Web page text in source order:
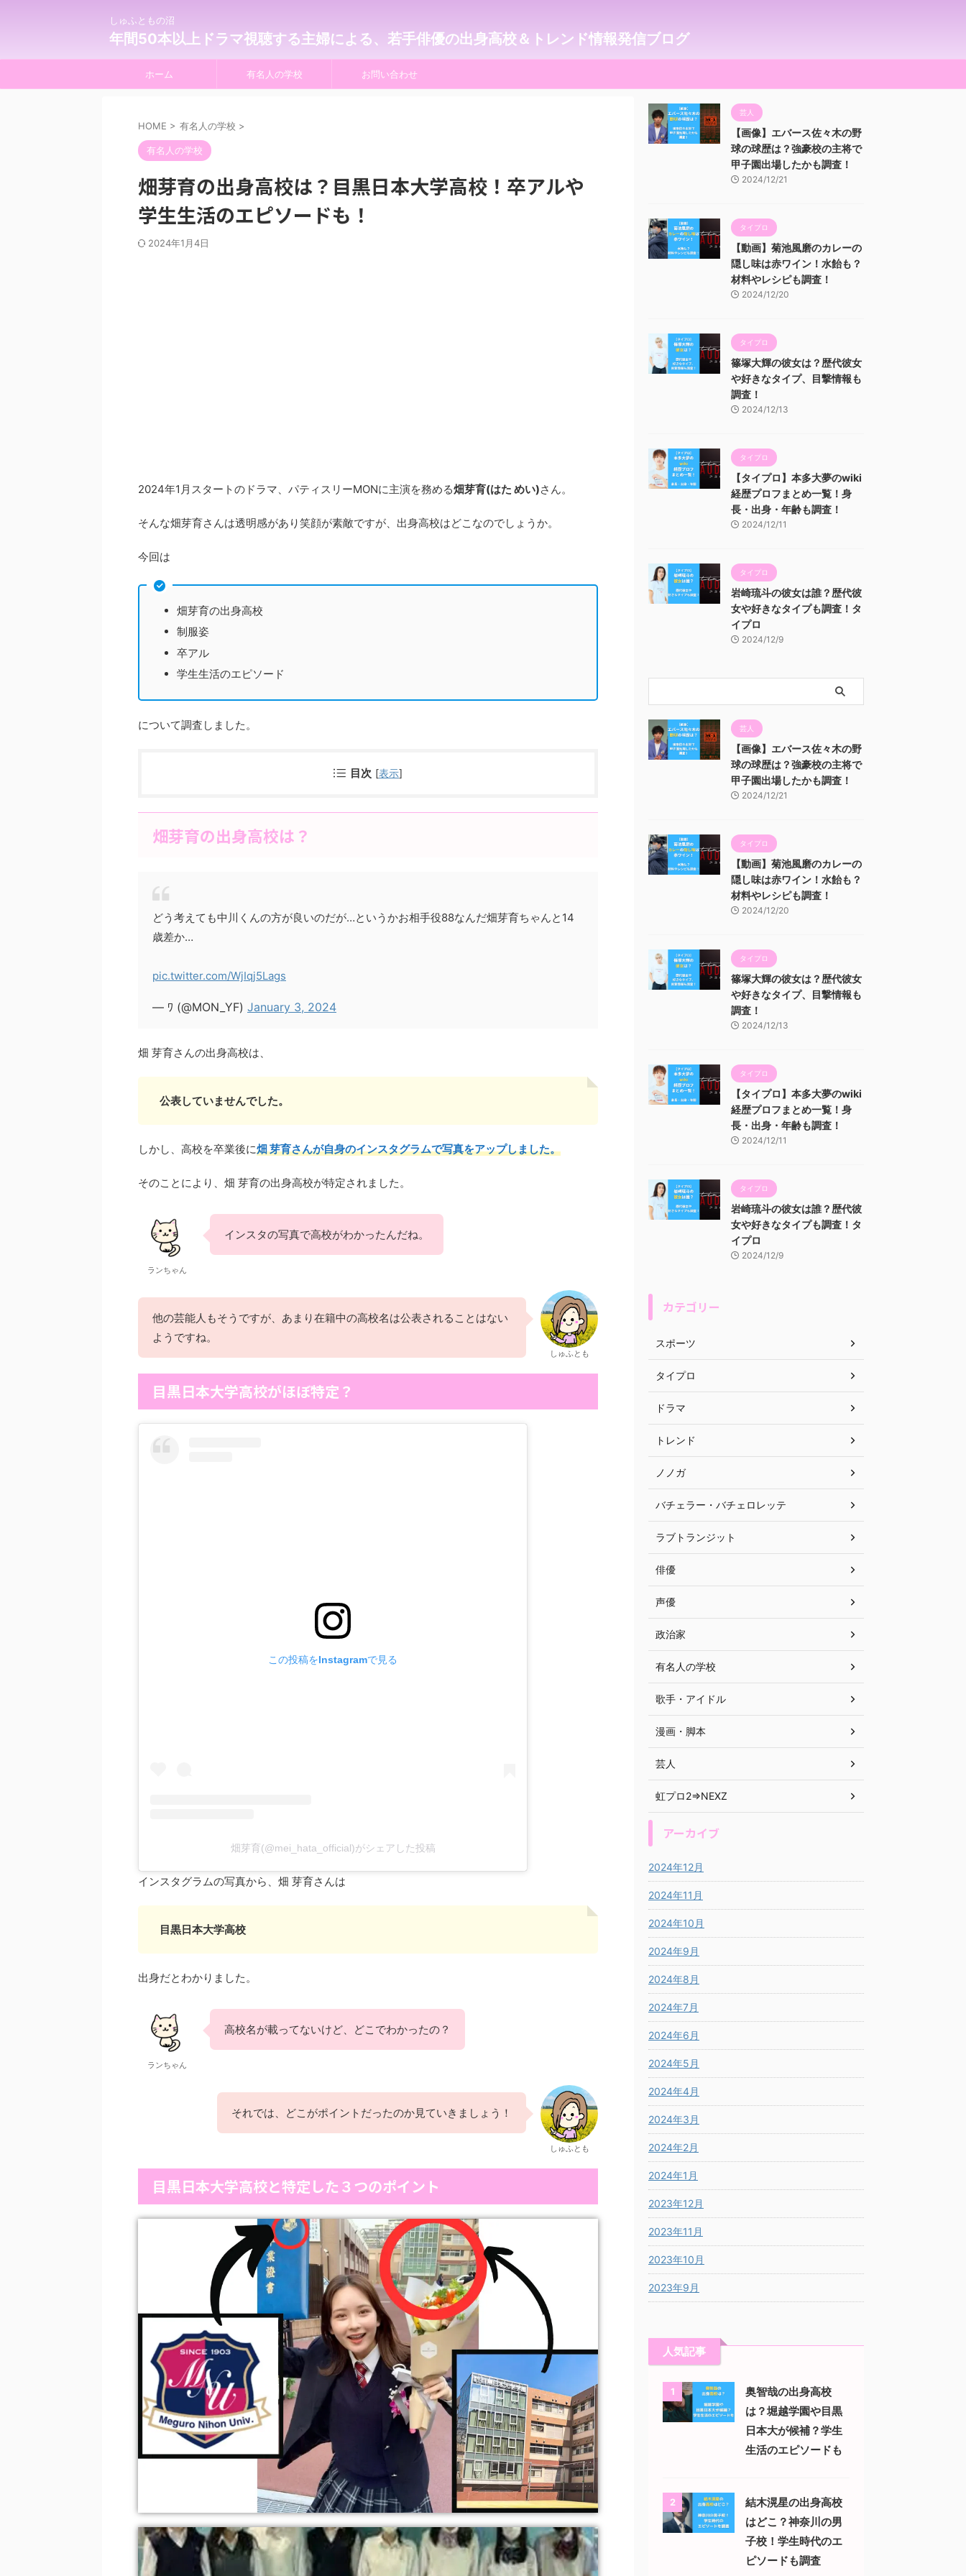
しゅふともの沼
年間50本以上ドラマ視聴する主婦による、若手俳優の出身高校＆トレンド情報発信ブログ
ホーム 有名人の学校 お問い合わせ
HOME > 有名人の学校 >
有名人の学校
畑芽育の出身高校は？目黒日本大学高校！卒アルや
学生生活のエピソードも！
2024年1月4日
2024年1月スタートのドラマ、パティスリーMONに主演を務める畑芽育(はた めい)さん。
そんな畑芽育さんは透明感があり笑顔が素敵ですが、出身高校はどこなのでしょうか。
今回は
畑芽育の出身高校
制服姿
卒アル
学生生活のエピソード
について調査しました。
目次 [表示]
畑芽育の出身高校は？
どう考えても中川くんの方が良いのだが…というかお相手役88なんだ畑芽育ちゃんと14
歳差か…
pic.twitter.com/WjIqj5Lags
— ﾜ (@MON_YF) January 3, 2024
畑 芽育さんの出身高校は、
公表していませんでした。
しかし、高校を卒業後に畑 芽育さんが自身のインスタグラムで写真をアップしました。
そのことにより、畑 芽育の出身高校が特定されました。
ランちゃん
インスタの写真で高校がわかったんだね。
他の芸能人もそうですが、あまり在籍中の高校名は公表されることはない
ようですね。
しゅふとも
目黒日本大学高校がほぼ特定？
この投稿をInstagramで見る
畑芽育(@mei_hata_official)がシェアした投稿
インスタグラムの写真から、畑 芽育さんは
目黒日本大学高校
出身だとわかりました。
ランちゃん
高校名が載ってないけど、どこでわかったの？
それでは、どこがポイントだったのか見ていきましょう！
しゅふとも
目黒日本大学高校と特定した３つのポイント
芸人
【画像】エバース佐々木の野
球の球歴は？強豪校の主将で
甲子園出場したかも調査！
2024/12/21
タイプロ
【動画】菊池風磨のカレーの
隠し味は赤ワイン！水飴も？
材料やレシピも調査！
2024/12/20
タイプロ
篠塚大輝の彼女は？歴代彼女
や好きなタイプ、目撃情報も
調査！
2024/12/13
タイプロ
【タイプロ】本多大夢のwiki
経歴プロフまとめ一覧！身
長・出身・年齢も調査！
2024/12/11
タイプロ
岩崎琉斗の彼女は誰？歴代彼
女や好きなタイプも調査！タ
イプロ
2024/12/9
芸人
【画像】エバース佐々木の野
球の球歴は？強豪校の主将で
甲子園出場したかも調査！
2024/12/21
タイプロ
【動画】菊池風磨のカレーの
隠し味は赤ワイン！水飴も？
材料やレシピも調査！
2024/12/20
タイプロ
篠塚大輝の彼女は？歴代彼女
や好きなタイプ、目撃情報も
調査！
2024/12/13
タイプロ
【タイプロ】本多大夢のwiki
経歴プロフまとめ一覧！身
長・出身・年齢も調査！
2024/12/11
タイプロ
岩崎琉斗の彼女は誰？歴代彼
女や好きなタイプも調査！タ
イプロ
2024/12/9
カテゴリー
スポーツ
タイプロ
ドラマ
トレンド
ノノガ
バチェラー・バチェロレッテ
ラブトランジット
俳優
声優
政治家
有名人の学校
歌手・アイドル
漫画・脚本
芸人
虹プロ2⇒NEXZ
アーカイブ
2024年12月
2024年11月
2024年10月
2024年9月
2024年8月
2024年7月
2024年6月
2024年5月
2024年4月
2024年3月
2024年2月
2024年1月
2023年12月
2023年11月
2023年10月
2023年9月
人気記事
1
奥智哉の出身高校
は？堀越学園や目黒
日本大が候補？学生
生活のエピソードも
2
結木滉星の出身高校
はどこ？神奈川の男
子校！学生時代のエ
ピソードも調査